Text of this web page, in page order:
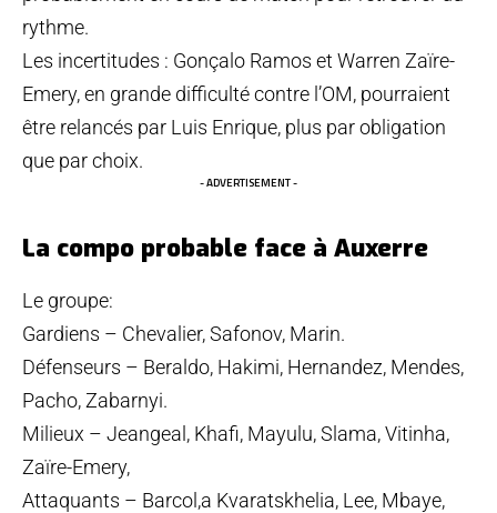
rythme.
Les incertitudes : Gonçalo Ramos et Warren Zaïre-
Emery, en grande difficulté contre l’OM, pourraient
être relancés par Luis Enrique, plus par obligation
que par choix.
- ADVERTISEMENT -
La compo probable face à Auxerre
Le groupe:
Gardiens – Chevalier, Safonov, Marin.
Défenseurs – Beraldo, Hakimi, Hernandez, Mendes,
Pacho, Zabarnyi.
Milieux – Jeangeal, Khafi, Mayulu, Slama, Vitinha,
Zaïre-Emery,
Attaquants – Barcol,a Kvaratskhelia, Lee, Mbaye,